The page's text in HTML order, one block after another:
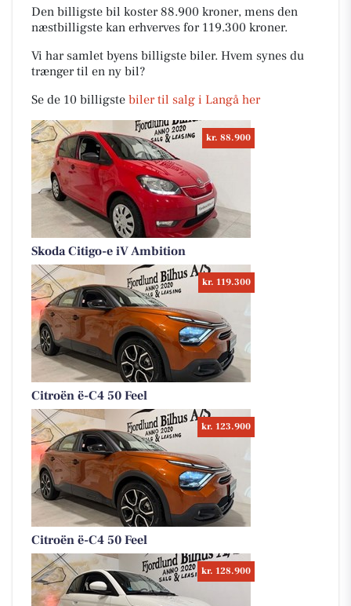
Den billigste bil koster 88.900 kroner, mens den
næstbilligste kan erhverves for 119.300 kroner.
Vi har samlet byens billigste biler. Hvem synes du
trænger til en ny bil?
Se de 10 billigste biler til salg i Langå her
kr. 88.900
Skoda Citigo-e iV Ambition
kr. 119.300
Citroën ë-C4 50 Feel
kr. 123.900
Citroën ë-C4 50 Feel
kr. 128.900